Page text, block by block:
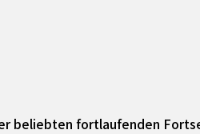
beliebten fortlaufenden